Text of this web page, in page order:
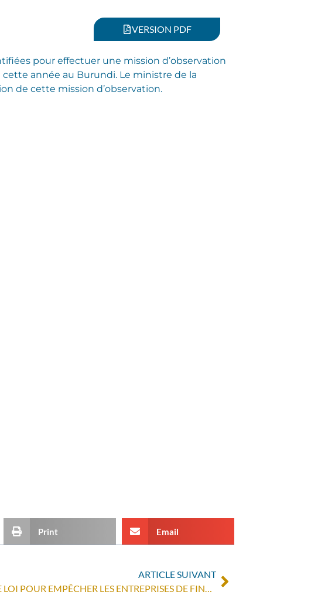
VERSION PDF
pour effectuer une mission d’observation
année au Burundi. Le ministre de la
de cette mission d’observation.
Print Email
ARTICLE SUIVANT
EUROPE: UNE LOI POUR EMPÊCHER LES ENTREPRISES DE FINANCER LA GUERRE DU COLTAN?